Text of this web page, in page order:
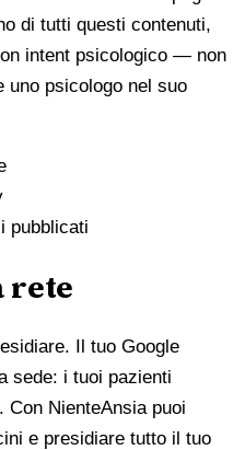
di tutti questi contenuti,
intent psicologico — non
uno psicologo nel suo
pubblicati
rete
Il tuo Google
sede: i tuoi pazienti
Con NienteAnsia puoi
e presidiare tutto il tuo